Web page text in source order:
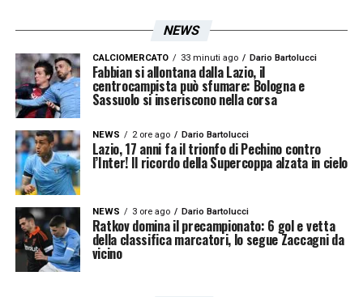
LA PLAYLIST DELLE NOSTRE TOP NEWS
NEWS
CALCIOMERCATO 33 minuti ago Dario Bartolucci
Fabbian si allontana dalla Lazio, il
centrocampista può sfumare: Bologna e
Sassuolo si inseriscono nella corsa
NEWS 2 ore ago Dario Bartolucci
Lazio, 17 anni fa il trionfo di Pechino contro
l’Inter! Il ricordo della Supercoppa alzata in cielo
NEWS 3 ore ago Dario Bartolucci
Ratkov domina il precampionato: 6 gol e vetta
della classifica marcatori, lo segue Zaccagni da
vicino